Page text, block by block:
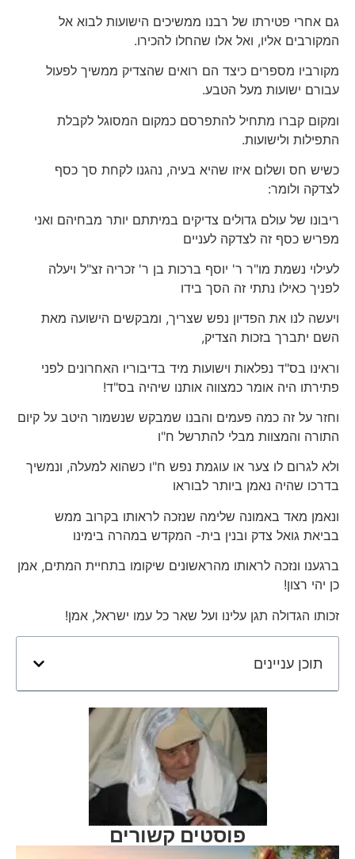
גם אחרי פטירתו של רבנו ממשיכים הישועות לבוא אל
המקורבים אליו, ואל אלו שהחלו להכירו.
מקורביו מספרים כיצד הם רואים שהצדיק ממשיך לפעול
עבורם ישועות מעל הטבע.
ומקום קברו מתחיל להתפרסם כמקום המסוגל לקבלת
התפילות ולישועות.
כשיש חס ושלום איזו שהיא בעיה, נהגנו לקחת סך כסף
לצדקה ולומר:
ריבונו של עולם גדולים צדיקים במיתתם יותר מבחיהם ואני
מפריש כסף זה לצדקה לעניים
לעילוי נשמת מו"ר ר' יוסף ברכות בן ר' זכריה זצ"ל ויעלה
לפניך כאילו נתתי זה הסך בידו
ויעשה לנו את הפדיון נפש שצריך, ומבקשים הישועה מאת
השם יתברך בזכות הצדיק,
וראינו בס"ד נפלאות וישועות מיד בדיבוריו האחרונים לפני
פתירתו היה אומר כמצווה אותנו שיהיה בס"ד!
וחזר על זה כמה פעמים והבנו שמבקש שנשמור היטב על קיום
התורה והמצוות מבלי להתרשל ח"ו
ולא לגרום לו צער או עוגמת נפש ח"ו כשהוא למעלה, ונמשיך
בדרכו שהיה נאמן ביותר לבוראו
ונאמן מאד באמונה שלימה שנזכה לראותו בקרוב ממש
בביאת גואל צדק ובנין בית- המקדש במהרה בימינו
ברגענו ונזכה לראותו מהראשונים שיקומו בתחיית המתים, אמן
כן יהי רצון!
זכותו הגדולה תגן עלינו ועל שאר כל עמו ישראל, אמן!
תוכן עניינים
פוסטים קשורים